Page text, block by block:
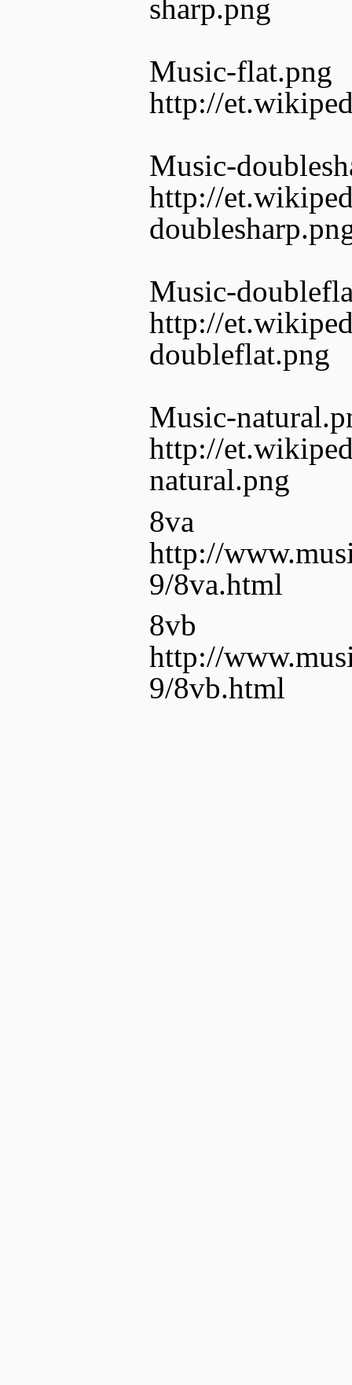
sharp.png
Music-flat.png
http://
Music-
http://
Music-
http://
doubleflat.png
Music-
http://
natural.png
8va
http://
9/8va.html
8vb
http://
9/8vb.html